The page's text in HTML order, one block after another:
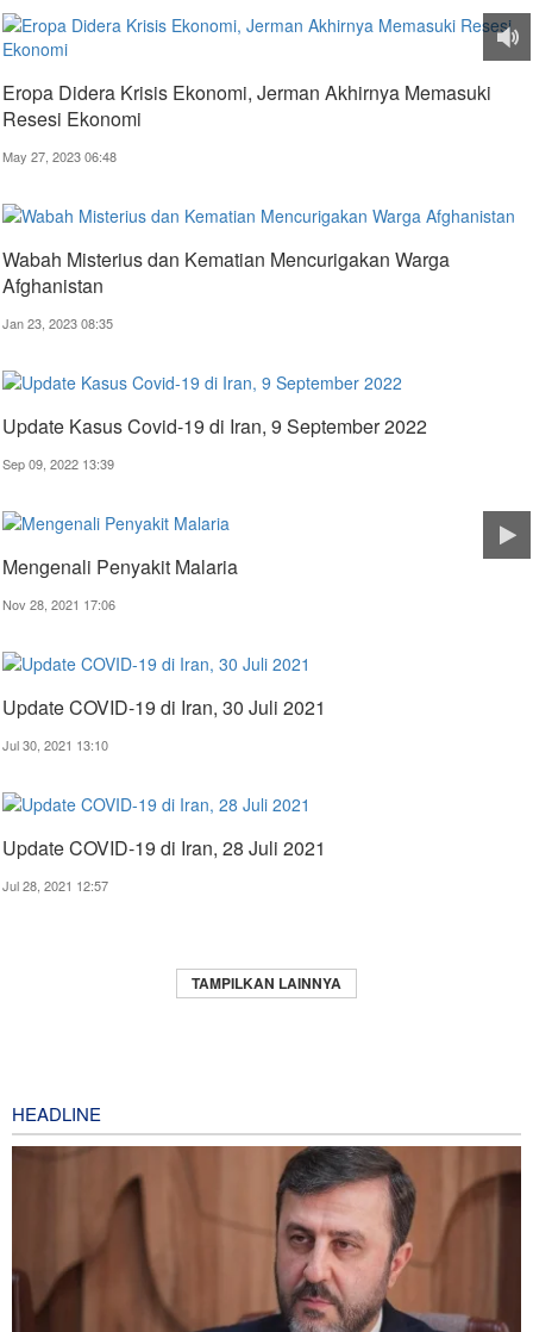
Eropa Didera Krisis Ekonomi, Jerman Akhirnya Memasuki
Resesi Ekonomi
May 27, 2023 06:48
Wabah Misterius dan Kematian Mencurigakan Warga
Afghanistan
Jan 23, 2023 08:35
Update Kasus Covid-19 di Iran, 9 September 2022
Sep 09, 2022 13:39
Mengenali Penyakit Malaria
Nov 28, 2021 17:06
Update COVID-19 di Iran, 30 Juli 2021
Jul 30, 2021 13:10
Update COVID-19 di Iran, 28 Juli 2021
Jul 28, 2021 12:57
TAMPILKAN LAINNYA
HEADLINE